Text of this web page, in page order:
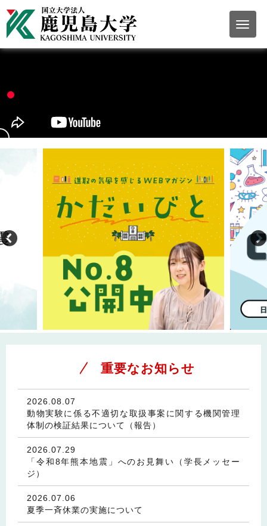
重要なお知らせ
2026.08.07
動物実験に係る不適切な取扱事案に関する機関管理
体制の検証結果について（報告）
2026.07.29
「令和8年熊本地震」へのお見舞い（学長メッセー
ジ）
2026.07.06
夏季一斉休業の実施について